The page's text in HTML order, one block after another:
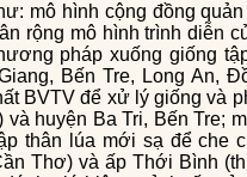
mô hình cộng đồng
rộng mô hình trình diễn
pháp xuống giống
Bến Tre, Long An,
BVTV để xử lý giống và
huyện Ba Tri, Bến Tre;
thân lúa mới sạ để che
Thơ) và ấp Thới Bình